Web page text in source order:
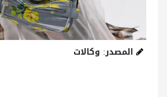
المصدر: وكالات